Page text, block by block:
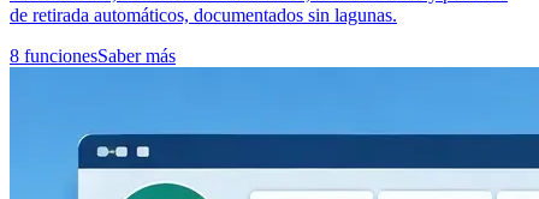
de retirada automáticos, documentados sin lagunas.
8 funcionesSaber más